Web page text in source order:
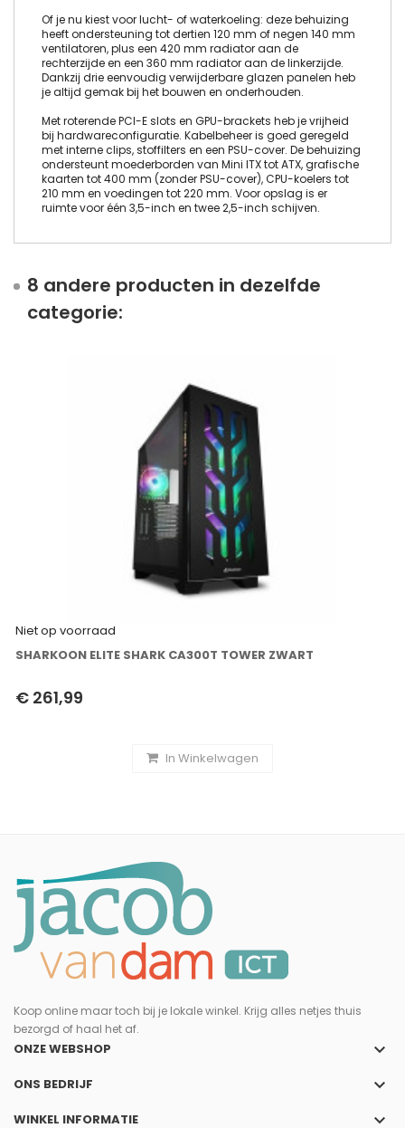
Of je nu kiest voor lucht- of waterkoeling: deze behuizing
heeft ondersteuning tot dertien 120 mm of negen 140 mm
ventilatoren, plus een 420 mm radiator aan de
rechterzijde en een 360 mm radiator aan de linkerzijde.
Dankzij drie eenvoudig verwijderbare glazen panelen heb
je altijd gemak bij het bouwen en onderhouden.
Met roterende PCI-E slots en GPU-brackets heb je vrijheid
bij hardwareconfiguratie. Kabelbeheer is goed geregeld
met interne clips, stoffilters en een PSU-cover. De behuizing
ondersteunt moederborden van Mini ITX tot ATX, grafische
kaarten tot 400 mm (zonder PSU-cover), CPU-koelers tot
210 mm en voedingen tot 220 mm. Voor opslag is er
ruimte voor één 3,5-inch en twee 2,5-inch schijven.
8 andere producten in dezelfde
categorie:
Niet op voorraad
SHARKOON ELITE SHARK CA300T TOWER ZWART
€ 261,99
In Winkelwagen
Koop online maar toch bij je lokale winkel. Krijg alles netjes thuis
bezorgd of haal het af.
ONZE WEBSHOP keyboard_arrow_down
ONS BEDRIJF keyboard_arrow_down
WINKEL INFORMATIE keyboard_arrow_down